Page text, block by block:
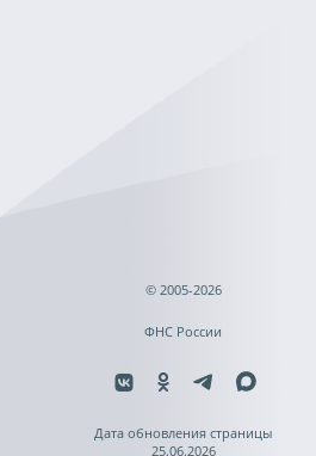
© 2005-2026
ФНС России
Дата обновления страницы
25.06.2026